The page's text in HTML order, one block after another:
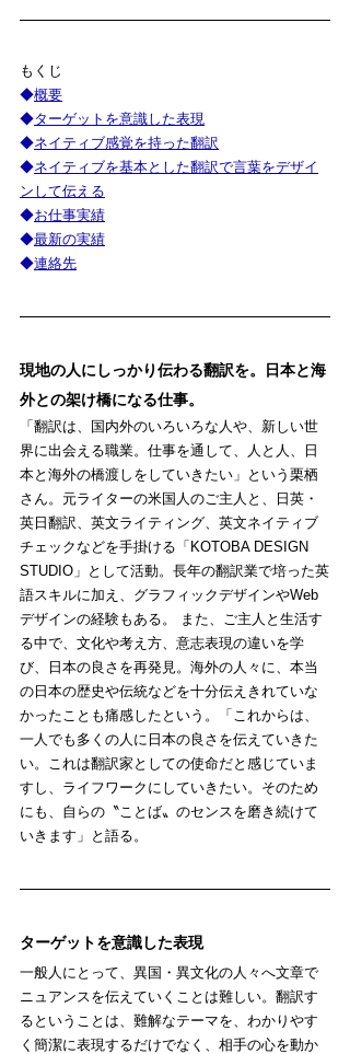
もくじ
◆概要
◆ターゲットを意識した表現
◆ネイティブ感覚を持った翻訳
◆ネイティブを基本とした翻訳で言葉をデザイ
ンして伝える
◆お仕事実績
◆最新の実績
◆連絡先
現地の人にしっかり伝わる翻訳を。日本と海
外との架け橋になる仕事。
「翻訳は、国内外のいろいろな人や、新しい世
界に出会える職業。仕事を通して、人と人、日
本と海外の橋渡しをしていきたい」という栗栖
さん。元ライターの米国人のご主人と、日英・
英日翻訳、英文ライティング、英文ネイティブ
チェックなどを手掛ける「KOTOBA DESIGN
STUDIO」として活動。長年の翻訳業で培った英
語スキルに加え、グラフィックデザインやWeb
デザインの経験もある。 また、ご主人と生活す
る中で、文化や考え方、意志表現の違いを学
び、日本の良さを再発見。海外の人々に、本当
の日本の歴史や伝統などを十分伝えきれていな
かったことも痛感したという。「これからは、
一人でも多くの人に日本の良さを伝えていきた
い。これは翻訳家としての使命だと感じていま
すし、ライフワークにしていきたい。そのため
にも、自らの〝ことば〟のセンスを磨き続けて
いきます」と語る。
ターゲットを意識した表現
一般人にとって、異国・異文化の人々へ文章で
ニュアンスを伝えていくことは難しい。翻訳す
るということは、難解なテーマを、わかりやす
く簡潔に表現するだけでなく、相手の心を動か